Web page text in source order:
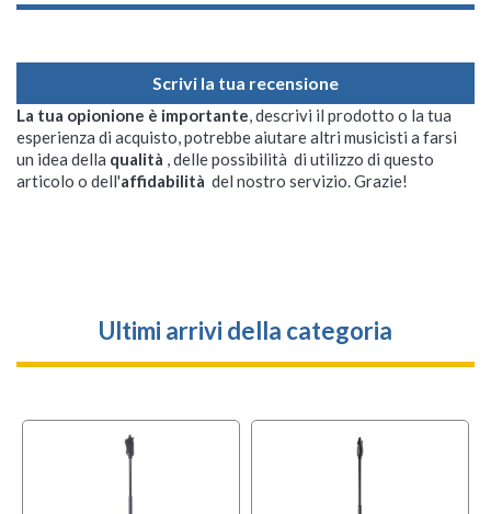
Scrivi la tua recensione
La tua opionione è importante, descrivi il prodotto o la tua
esperienza di acquisto, potrebbe aiutare altri musicisti a farsi
un idea della qualità , delle possibilità di utilizzo di questo
articolo o dell'affidabilità del nostro servizio. Grazie!
Ultimi arrivi della categoria